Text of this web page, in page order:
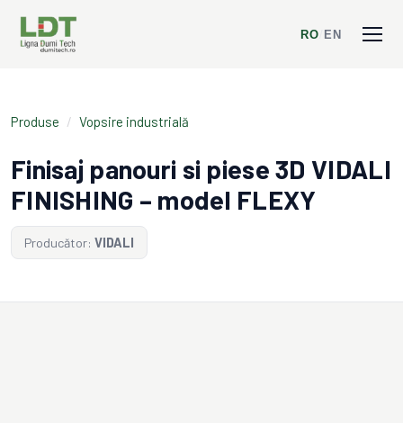
RO EN
Produse / Vopsire industrială
Finisaj panouri si piese 3D VIDALI
FINISHING – model FLEXY
Producător: VIDALI